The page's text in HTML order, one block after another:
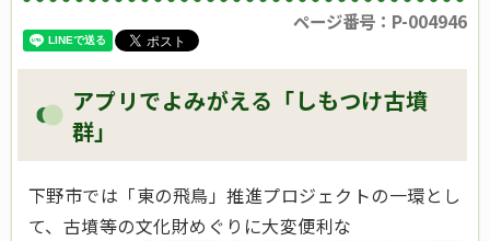
ページ番号：P-004946
アプリでよみがえる「しもつけ古墳
群」
下野市では「東の飛鳥」推進プロジェクトの一環とし
て、古墳等の文化財めぐりに大変便利な